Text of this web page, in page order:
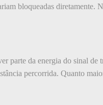
bloqueadas
parte da energia do sinal
percorrida. Quanto